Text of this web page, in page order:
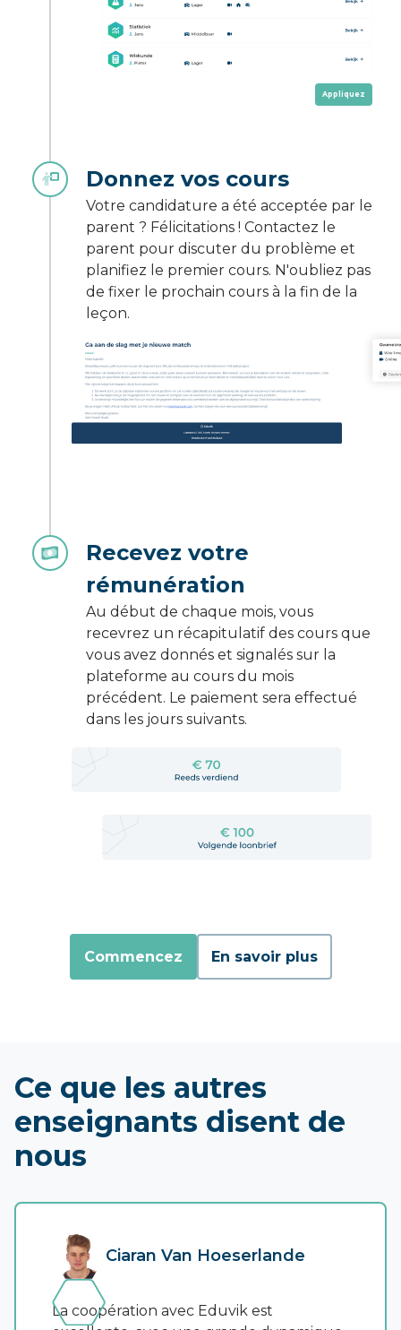
Appliquez
Donnez vos cours
Votre candidature a été acceptée par le
parent ? Félicitations ! Contactez le
parent pour discuter du problème et
planifiez le premier cours. N'oubliez pas
de fixer le prochain cours à la fin de la
leçon.
Recevez votre
rémunération
Au début de chaque mois, vous
recevrez un récapitulatif des cours que
vous avez donnés et signalés sur la
plateforme au cours du mois
précédent. Le paiement sera effectué
dans les jours suivants.
Commencez En savoir plus
Ce que les autres
enseignants disent de
nous
Ciaran Van Hoeserlande
La coopération avec Eduvik est